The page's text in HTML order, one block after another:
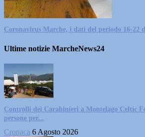
Coronavirus Marche, i dati del periodo 16-22
Ultime notizie MarcheNews24
Controlli dei Carabinieri a Montelago Celtic
persone per...
Cronaca 6 Agosto 2026